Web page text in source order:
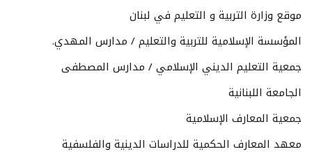
موقع وزارة التربية و التعليم في لبنان
المؤسسة الإسلامية للتربية والتعليم / مدارس المهدي.
جمعية التعليم الديني الإسلامي / مدارس المصطفى
الجامعة اللبنانية
جمعية المعارف الإسلامية
معهد المعارف الحكمية للدراسات الدينية والفلسفية